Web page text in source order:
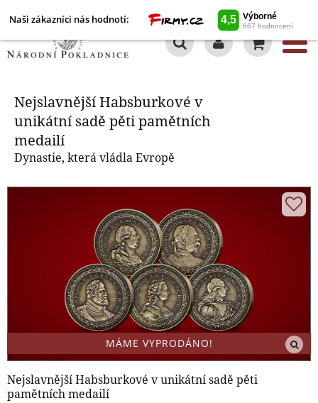
Naši zákazníci nás hodnotí:
Nejslavnější Habsburkové v
unikátní sadě pěti pamětních
medailí
Dynastie, která vládla Evropě
MÁME VYPRODÁNO!
Nejslavnější Habsburkové v unikátní sadě pěti
pamětních medailí
Nejslavnější Habsburkové v
medailí